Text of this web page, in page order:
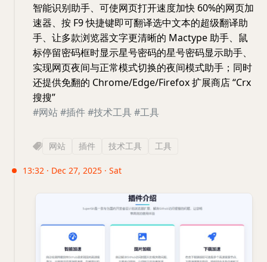
智能识别助手、可使网页打开速度加快 60%的网页加
速器、按 F9 快捷键即可翻译选中文本的超级翻译助
手、让多款浏览器文字更清晰的 Mactype 助手、鼠
标停留密码框时显示星号密码的星号密码显示助手、
实现网页夜间与正常模式切换的夜间模式助手；同时
还提供免翻的 Chrome/Edge/Firefox 扩展商店 “Crx
搜搜”
#网站#插件#技术工具#工具
网站 插件 技术工具 工具
13:32 · Dec 27, 2025 · Sat